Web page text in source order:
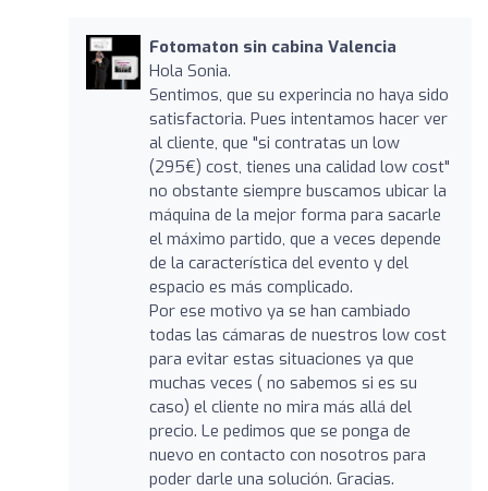
Fotomaton sin cabina Valencia
Hola Sonia.
Sentimos, que su experincia no haya sido
satisfactoria. Pues intentamos hacer ver
al cliente, que "si contratas un low
(295€) cost, tienes una calidad low cost"
no obstante siempre buscamos ubicar la
máquina de la mejor forma para sacarle
el máximo partido, que a veces depende
de la característica del evento y del
espacio es más complicado.
Por ese motivo ya se han cambiado
todas las cámaras de nuestros low cost
para evitar estas situaciones ya que
muchas veces ( no sabemos si es su
caso) el cliente no mira más allá del
precio. Le pedimos que se ponga de
nuevo en contacto con nosotros para
poder darle una solución. Gracias.